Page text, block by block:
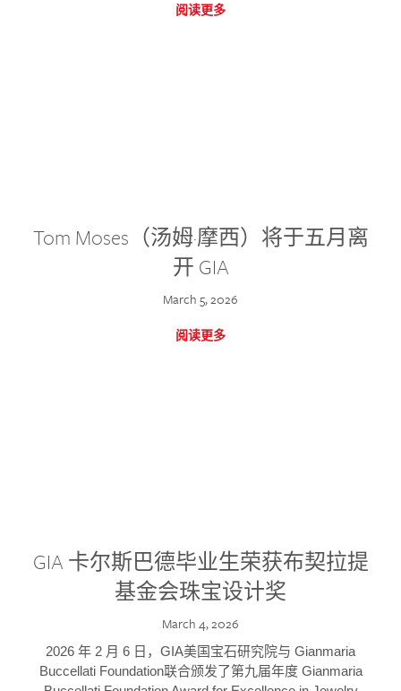
阅读更多
Tom Moses（汤姆·摩西）将于五月离
开 GIA
March 5, 2026
阅读更多
GIA 卡尔斯巴德毕业生荣获布契拉提
基金会珠宝设计奖
March 4, 2026
2026 年 2 月 6 日，GIA美国宝石研究院与 Gianmaria
Buccellati Foundation联合颁发了第九届年度 Gianmaria